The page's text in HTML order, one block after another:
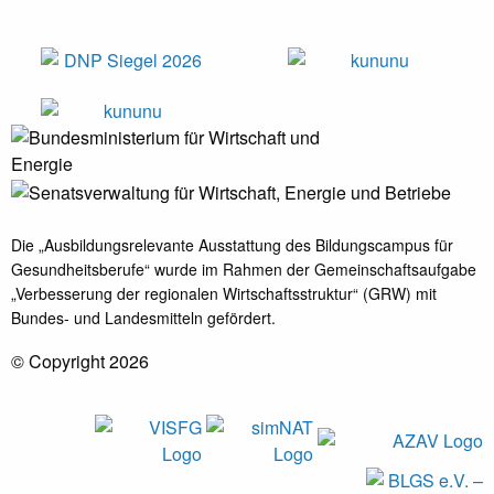
Die „Ausbildungsrelevante Ausstattung des Bildungscampus für
Gesundheitsberufe“ wurde im Rahmen der Gemeinschaftsaufgabe
„Verbesserung der regionalen Wirtschaftsstruktur“ (GRW) mit
Bundes- und Landesmitteln gefördert.
© Copyright 2026